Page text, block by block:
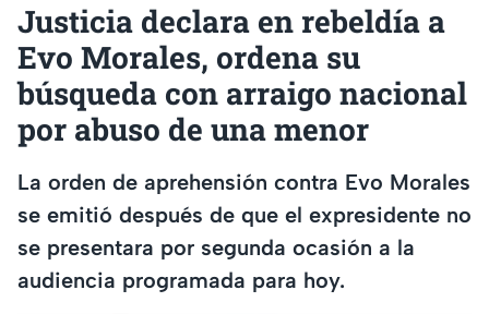
Justicia declara en rebeldía a
Evo Morales, ordena su
búsqueda con arraigo nacional
por abuso de una menor
La orden de aprehensión contra Evo Morales
se emitió después de que el expresidente no
se presentara por segunda ocasión a la
audiencia programada para hoy.